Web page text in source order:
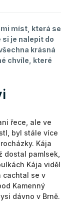
míst, která se
je nalepit do
krásná
chvíle, které
řece, ale ve
byl stále více
Kája
dostal pamlsek,
Kája viděl
cachtal se v
Kamenný
dávno v Brně.